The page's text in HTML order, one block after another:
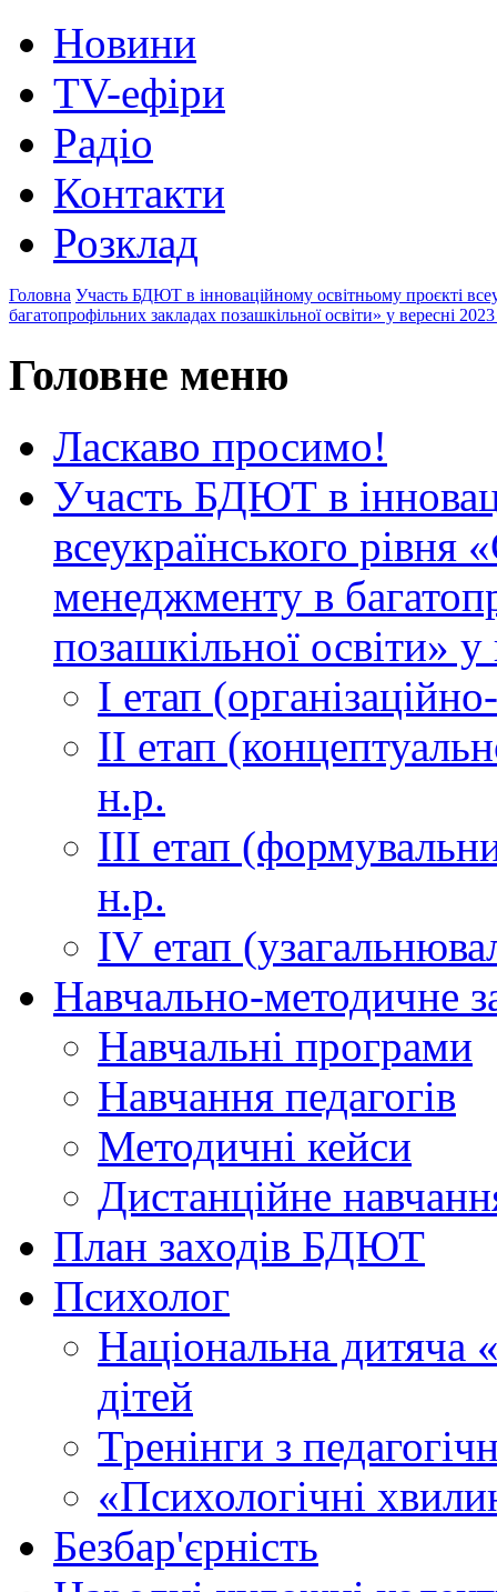
Новини
TV-ефіри
Радіо
Контакти
Розклад
Головна Участь БДЮТ в інноваційному освітньому проєкті
багатопрофільних закладах позашкільної освіти» у вересні
Головне меню
Ласкаво просимо!
Участь БДЮТ в
всеукраїнського рівня
менеджменту в
позашкільної освіти»
І етап
ІІ етап
н.р.
ІІІ етап
н.р.
ІV етап
Навчально-методичне
Навчальні програми
Навчання педагогів
Методичні кейси
Дистанційне
План заходів БДЮТ
Психолог
Національна дитяча
дітей
Тренінги з
«Психологічні
Безбар'єрність